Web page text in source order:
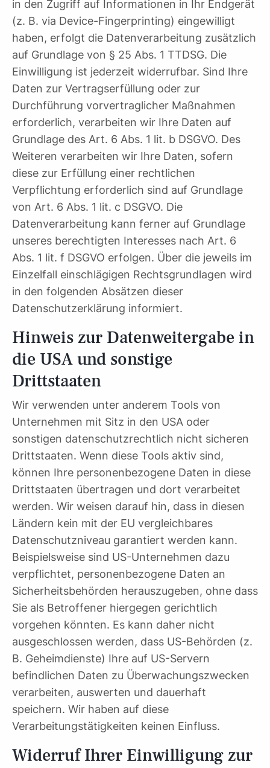
in den Zugriff auf Informationen in Ihr Endgerät
(z. B. via Device-Fingerprinting) eingewilligt
haben, erfolgt die Datenverarbeitung zusätzlich
auf Grundlage von § 25 Abs. 1 TTDSG. Die
Einwilligung ist jederzeit widerrufbar. Sind Ihre
Daten zur Vertragserfüllung oder zur
Durchführung vorvertraglicher Maßnahmen
erforderlich, verarbeiten wir Ihre Daten auf
Grundlage des Art. 6 Abs. 1 lit. b DSGVO. Des
Weiteren verarbeiten wir Ihre Daten, sofern
diese zur Erfüllung einer rechtlichen
Verpflichtung erforderlich sind auf Grundlage
von Art. 6 Abs. 1 lit. c DSGVO. Die
Datenverarbeitung kann ferner auf Grundlage
unseres berechtigten Interesses nach Art. 6
Abs. 1 lit. f DSGVO erfolgen. Über die jeweils im
Einzelfall einschlägigen Rechtsgrundlagen wird
in den folgenden Absätzen dieser
Datenschutzerklärung informiert.
Hinweis zur Datenweitergabe in
die USA und sonstige
Drittstaaten
Wir verwenden unter anderem Tools von
Unternehmen mit Sitz in den USA oder
sonstigen datenschutzrechtlich nicht sicheren
Drittstaaten. Wenn diese Tools aktiv sind,
können Ihre personenbezogene Daten in diese
Drittstaaten übertragen und dort verarbeitet
werden. Wir weisen darauf hin, dass in diesen
Ländern kein mit der EU vergleichbares
Datenschutzniveau garantiert werden kann.
Beispielsweise sind US-Unternehmen dazu
verpflichtet, personenbezogene Daten an
Sicherheitsbehörden herauszugeben, ohne dass
Sie als Betroffener hiergegen gerichtlich
vorgehen könnten. Es kann daher nicht
ausgeschlossen werden, dass US-Behörden (z.
B. Geheimdienste) Ihre auf US-Servern
befindlichen Daten zu Überwachungszwecken
verarbeiten, auswerten und dauerhaft
speichern. Wir haben auf diese
Verarbeitungstätigkeiten keinen Einfluss.
Widerruf Ihrer Einwilligung zur